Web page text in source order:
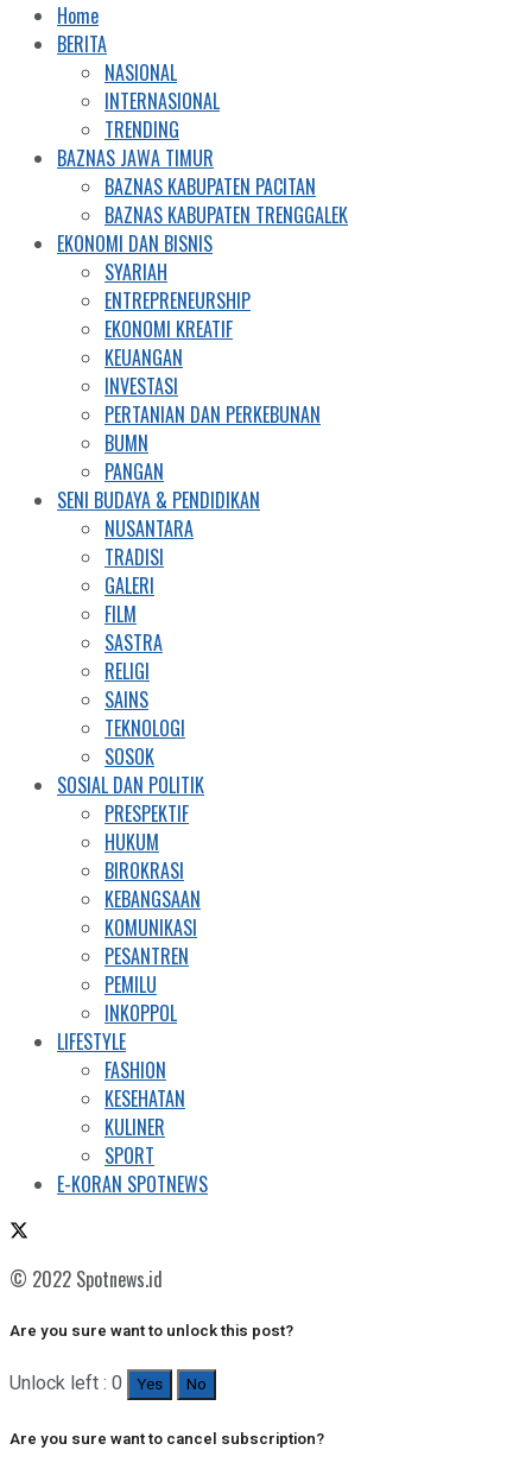
Home
BERITA
NASIONAL
INTERNASIONAL
TRENDING
BAZNAS JAWA TIMUR
BAZNAS KABUPATEN PACITAN
BAZNAS KABUPATEN TRENGGALEK
EKONOMI DAN BISNIS
SYARIAH
ENTREPRENEURSHIP
EKONOMI KREATIF
KEUANGAN
INVESTASI
PERTANIAN DAN PERKEBUNAN
BUMN
PANGAN
SENI BUDAYA & PENDIDIKAN
NUSANTARA
TRADISI
GALERI
FILM
SASTRA
RELIGI
SAINS
TEKNOLOGI
SOSOK
SOSIAL DAN POLITIK
PRESPEKTIF
HUKUM
BIROKRASI
KEBANGSAAN
KOMUNIKASI
PESANTREN
PEMILU
INKOPPOL
LIFESTYLE
FASHION
KESEHATAN
KULINER
SPORT
E-KORAN SPOTNEWS
© 2022 Spotnews.id
Are you sure want to unlock this post?
Unlock left : 0 Yes No
Are you sure want to cancel subscription?